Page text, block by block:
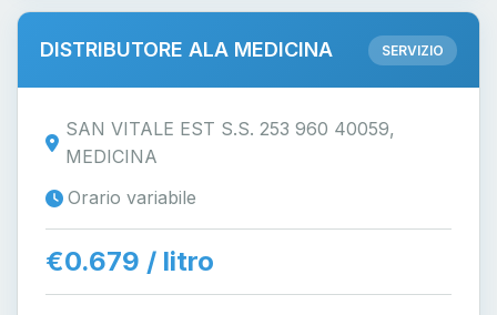
DISTRIBUTORE ALA MEDICINA SERVIZIO
SAN VITALE EST S.S. 253 960 40059,
MEDICINA
Orario variabile
€0.679 / litro